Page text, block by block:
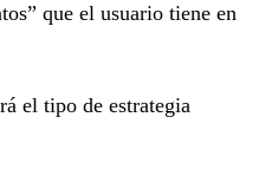
que el usuario tiene en
el tipo de estrategia